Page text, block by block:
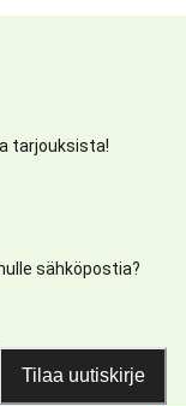
tarjouksista!
sähköpostia?
Tilaa uutiskirje